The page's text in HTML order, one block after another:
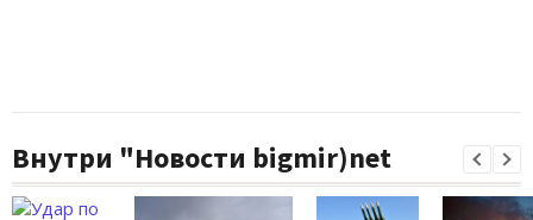
Внутри "Новости bigmir)net